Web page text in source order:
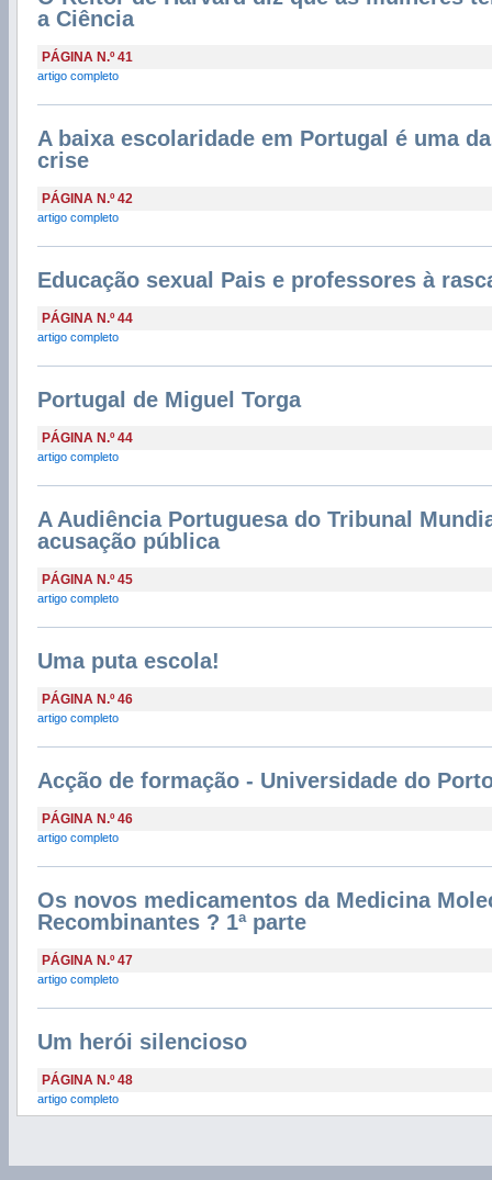
a Ciência
PÁGINA N.º 41
artigo completo
A baixa escolaridade em Portugal é uma
crise
PÁGINA N.º 42
artigo completo
Educação sexual Pais e professores à
PÁGINA N.º 44
artigo completo
Portugal de Miguel Torga
PÁGINA N.º 44
artigo completo
A Audiência Portuguesa do Tribunal
acusação pública
PÁGINA N.º 45
artigo completo
Uma puta escola!
PÁGINA N.º 46
artigo completo
Acção de formação - Universidade do
PÁGINA N.º 46
artigo completo
Os novos medicamentos da Medicina
Recombinantes ? 1ª parte
PÁGINA N.º 47
artigo completo
Um herói silencioso
PÁGINA N.º 48
artigo completo